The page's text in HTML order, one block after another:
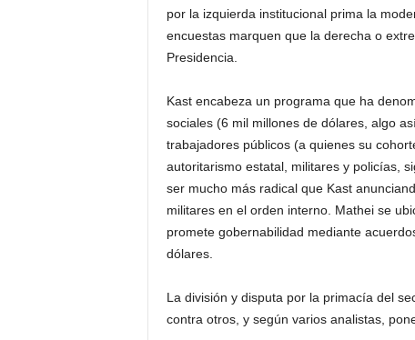
por la izquierda institucional prima la
encuestas marquen que la derecha o
Presidencia.
Kast encabeza un programa que ha
sociales (6 mil millones de dólares, algo
trabajadores públicos (a quienes su
autoritarismo estatal, militares y policías,
ser mucho más radical que Kast
militares en el orden interno. Mathei se
promete gobernabilidad mediante
dólares.
La división y disputa por la primacía del
contra otros, y según varios analistas,